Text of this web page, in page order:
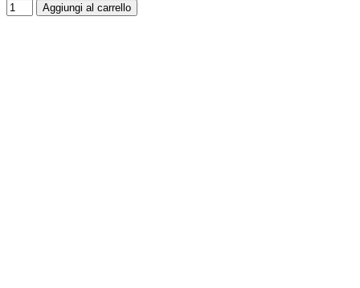
Aggiungi al carrello